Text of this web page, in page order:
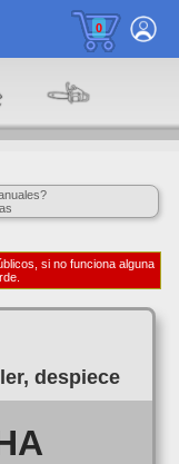
0
si no funciona alguna
despiece